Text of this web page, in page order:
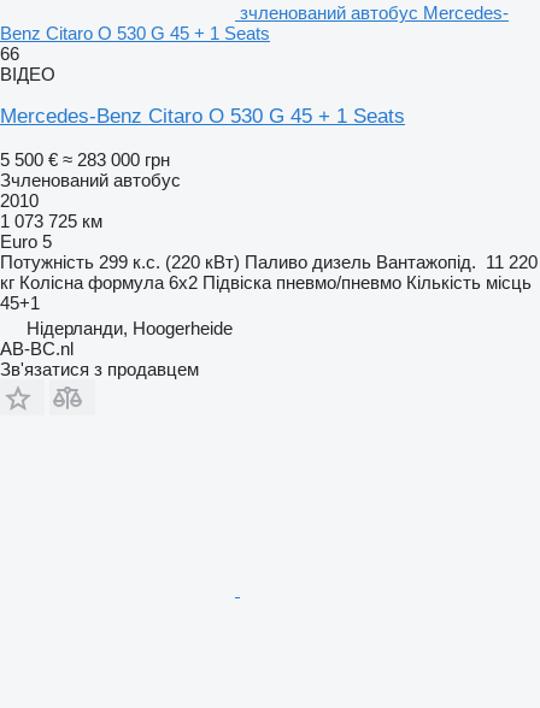
зчленований автобус Mercedes-
Benz Citaro O 530 G 45 + 1 Seats
66
ВІДЕО
Mercedes-Benz Citaro O 530 G 45 + 1 Seats
5 500 € ≈ 283 000 грн
Зчленований автобус
2010
1 073 725 км
Euro 5
Потужність 299 к.с. (220 кВт) Паливо дизель Вантажопід. 11 220
кг Колісна формула 6x2 Підвіска пневмо/пневмо Кількість місць
45+1
Нідерланди, Hoogerheide
AB-BC.nl
Зв'язатися з продавцем